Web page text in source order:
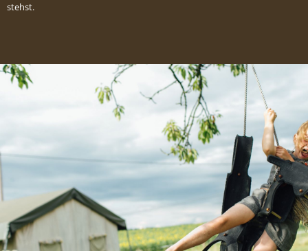
stehst.